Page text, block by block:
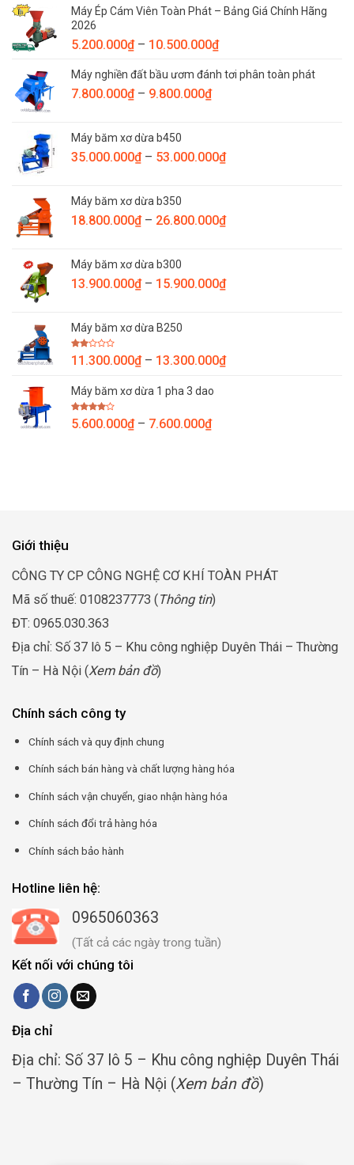
5.900.000₫
7.600.000₫
Máy Ép Cám Viên Toàn Phát – Bảng Giá Chính Hãng
2026
5.200.000₫ – 10.500.000₫Khoảng
từ
Máy nghiền đất bầu ươm đánh tơi phân toàn phát
7.800.000₫ – 9.800.000₫Khoảng
đến
Máy băm xơ dừa b450
35.000.000₫ – 53.000.000₫Khoảng
đến
Máy băm xơ dừa b350
18.800.000₫ – 26.800.000₫Khoảng
đến
Máy băm xơ dừa b300
13.900.000₫ – 15.900.000₫Khoảng
15.900.000₫
Máy băm xơ dừa B250
Được
xếp
5
11.300.000₫ – 13.300.000₫Khoảng
Máy băm xơ dừa 1 pha 3 dao
Được
xếp
5.600.000₫ – 7.600.000₫Khoảng
Giới thiệu
CÔNG TY CP CÔNG NGHỆ CƠ KHÍ TOÀN PHÁT
Mã số thuế: 0108237773 (Thông tin)
ĐT: 0965.030.363
Địa chỉ: Số 37 lô 5 – Khu công nghiệp Duyên Thái – Thường
Tín – Hà Nội (Xem bản đồ)
Chính sách công ty
Chính sách và quy định chung
Chính sách bán hàng và chất lượng hàng hóa
Chính sách vận chuyển, giao nhận hàng hóa
Chính sách đổi trả hàng hóa
Chính sách bảo hành
Hotline liên hệ:
0965060363
(Tất cả các ngày trong tuần)
Kết nối với chúng tôi
Địa chỉ
Địa chỉ: Số 37 lô 5 – Khu công nghiệp Duyên Thái
– Thường Tín – Hà Nội (Xem bản đồ)